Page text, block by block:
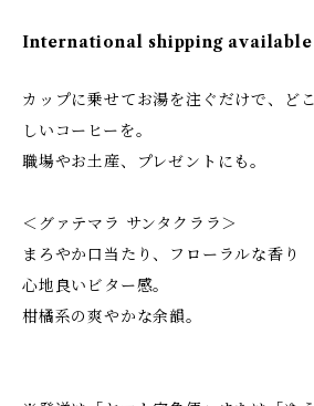
International shipping available
カップに乗せてお湯を注ぐだけで、ど
しいコーヒーを。
職場やお土産、プレゼントにも。
＜グァテマラ サンタクララ＞
まろやか口当たり、フローラルな香り
心地良いビター感。
柑橘系の爽やかな余韻。